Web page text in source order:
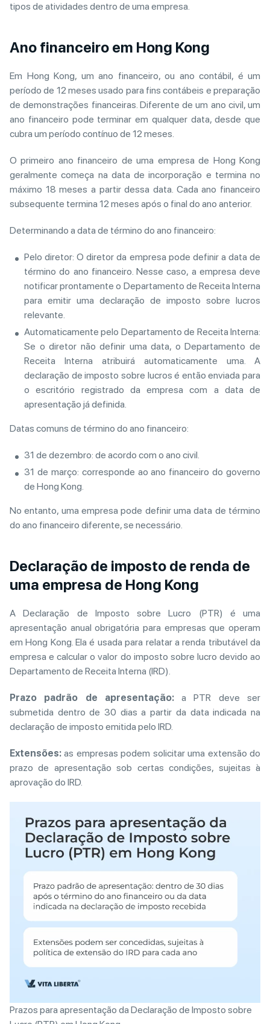
tipos de atividades dentro de uma empresa.
Ano financeiro em Hong Kong
Em Hong Kong, um ano financeiro, ou ano contábil, é um
período de 12 meses usado para fins contábeis e preparação
de demonstrações financeiras. Diferente de um ano civil, um
ano financeiro pode terminar em qualquer data, desde que
cubra um período contínuo de 12 meses.
O primeiro ano financeiro de uma empresa de Hong Kong
geralmente começa na data de incorporação e termina no
máximo 18 meses a partir dessa data. Cada ano financeiro
subsequente termina 12 meses após o final do ano anterior.
Determinando a data de término do ano financeiro:
Pelo diretor: O diretor da empresa pode definir a data de
término do ano financeiro. Nesse caso, a empresa deve
notificar prontamente o Departamento de Receita Interna
para emitir uma declaração de imposto sobre lucros
relevante.
Automaticamente pelo Departamento de Receita Interna:
Se o diretor não definir uma data, o Departamento de
Receita Interna atribuirá automaticamente uma. A
declaração de imposto sobre lucros é então enviada para
o escritório registrado da empresa com a data de
apresentação já definida.
Datas comuns de término do ano financeiro:
31 de dezembro: de acordo com o ano civil.
31 de março: corresponde ao ano financeiro do governo
de Hong Kong.
No entanto, uma empresa pode definir uma data de término
do ano financeiro diferente, se necessário.
Declaração de imposto de renda de
uma empresa de Hong Kong
A Declaração de Imposto sobre Lucro (PTR) é uma
apresentação anual obrigatória para empresas que operam
em Hong Kong. Ela é usada para relatar a renda tributável da
empresa e calcular o valor do imposto sobre lucro devido ao
Departamento de Receita Interna (IRD).
Prazo padrão de apresentação:a PTR deve ser
submetida dentro de 30 dias a partir da data indicada na
declaração de imposto emitida pelo IRD.
Extensões: as empresas podem solicitar uma extensão do
prazo de apresentação sob certas condições, sujeitas à
aprovação do IRD.
Prazos para apresentação da Declaração de Imposto sobre